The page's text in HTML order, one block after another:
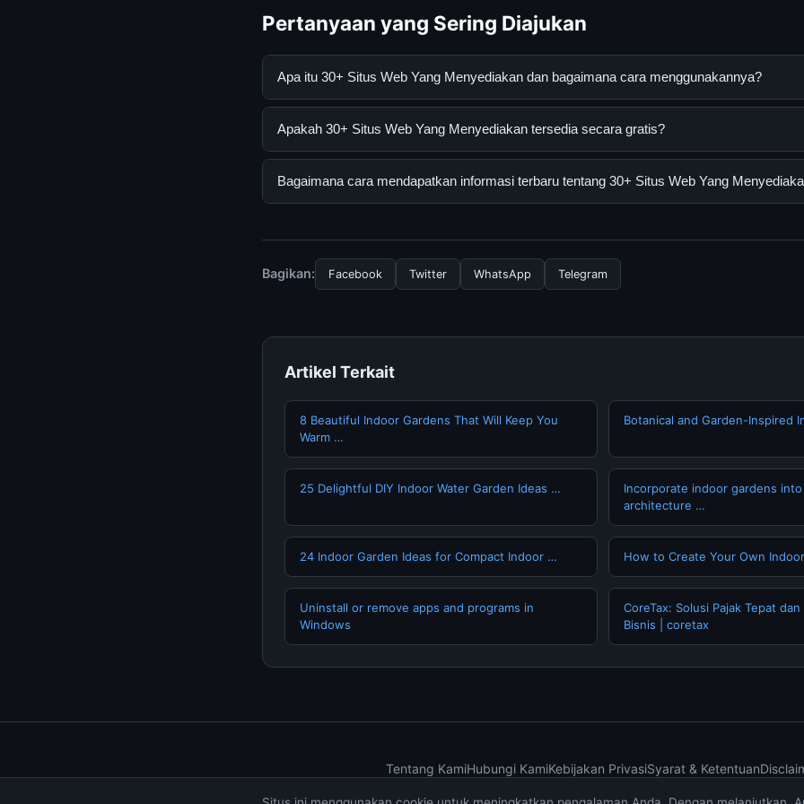
Pertanyaan yang Sering Diajukan
Apa itu 30+ Situs Web Yang Menyediakan dan bagaimana cara menggunakannya?
30+ Situs Web Yang Menyediakan adalah layanan digital yang dirancang untuk
resmi dan mengikuti panduan yang tersedia.
Apakah 30+ Situs Web Yang Menyediakan tersedia secara gratis?
Ya, 30+ Situs Web Yang Menyediakan dapat diakses secara gratis oleh semua
Bagaimana cara mendapatkan informasi terbaru tentang 30+ Situs Web Yang
terpercaya.
Bagikan: Facebook Twitter WhatsApp Telegram
Artikel Terkait
8 Beautiful Indoor Gardens That Will Keep You
Warm …
Botanical and Garden-Inspired
25 Delightful DIY Indoor Water Garden Ideas …
Incorporate indoor gardens
architecture …
24 Indoor Garden Ideas for Compact Indoor … How to Create Your Own
Uninstall or remove apps and programs in
Windows
CoreTax: Solusi Pajak Tepat
Bisnis | coretax
Tentang KamiHubungi KamiKebijakan PrivasiSyarat & Ketentuan